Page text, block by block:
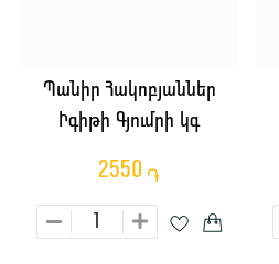
Պանիր Հակոբյաններ
Իգիթի Գյումրի կգ
2550 ֏